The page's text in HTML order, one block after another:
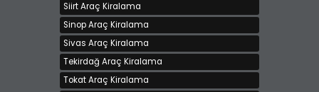
Siirt Araç Kiralama
Sinop Araç Kiralama
Sivas Araç Kiralama
Tekirdağ Araç Kiralama
Tokat Araç Kiralama